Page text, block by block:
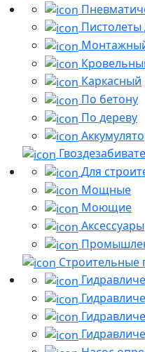
Пистолеты
Каркасный
По бетону
По дереву
Для
Мощные
Моющие
Аксессуары
Строительные